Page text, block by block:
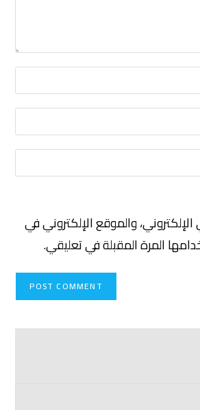
والموقع الإلكتروني في
المرة المقبلة في تعليقي.